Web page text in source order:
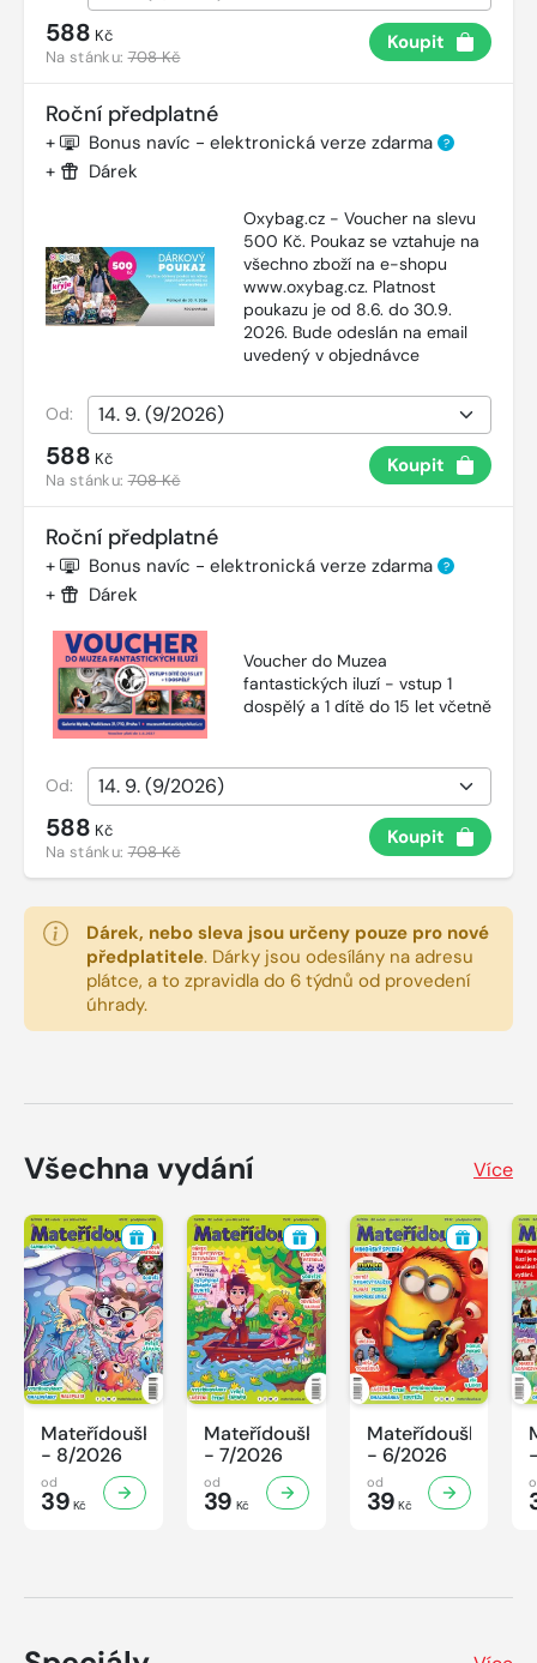
588 Kč
Na stánku:708 Kč
Koupit
Roční předplatné
+ Bonus navíc - elektronická verze zdarma ?
+ Dárek
Oxybag.cz - Voucher na slevu
500 Kč. Poukaz se vztahuje na
všechno zboží na e-shopu
www.oxybag.cz. Platnost
poukazu je od 8.6. do 30.9.
2026. Bude odeslán na email
uvedený v objednávce
Od:
588 Kč
Na stánku:708 Kč
Koupit
Roční předplatné
+ Bonus navíc - elektronická verze zdarma ?
+ Dárek
Voucher do Muzea
fantastických iluzí - vstup 1
dospělý a 1 dítě do 15 let včetně
Od:
588 Kč
Na stánku:708 Kč
Koupit
Dárek, nebo sleva jsou určeny pouze pro nové
předplatitele. Dárky jsou odesílány na adresu
plátce, a to zpravidla do 6 týdnů od provedení
úhrady.
Všechna vydání Více
Mateřídouška
- 8/2026
od
39 Kč
Mateřídouška
- 7/2026
od
39 Kč
Mateřídouška
- 6/2026
od
39 Kč